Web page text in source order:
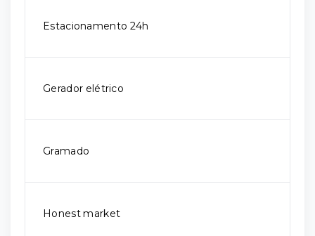
Estacionamento 24h
Gerador elétrico
Gramado
Honest market